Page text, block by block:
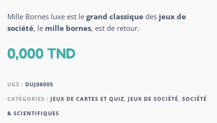
Mille Bornes luxe est le grand classique des jeux de
société, le mille bornes, est de retour.
0,000TND
UGS : DUJ08005
CATÉGORIES : JEUX DE CARTES ET QUIZ JEUX DE SOCIÉTÉ SOCIÉTÉ
& SCIENTIFIQUES